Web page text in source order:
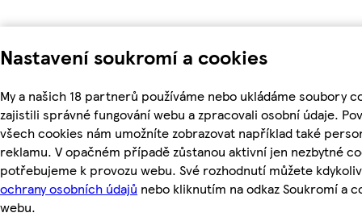
Nastavení soukromí a cookies
My a našich 18 partnerů používáme nebo ukládáme soubory
zajistili správné fungování webu a zpracovali osobní údaje.
všech cookies nám umožníte zobrazovat například také
reklamu. V opačném případě zůstanou aktivní jen nezbytné
potřebujeme k provozu webu. Své rozhodnutí můžete
ochrany osobních údajů nebo kliknutím na odkaz Soukromí a
webu.